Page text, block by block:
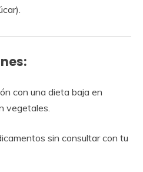
con una dieta baja en
vegetales.
sin consultar con tu